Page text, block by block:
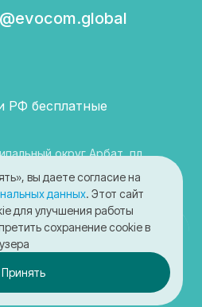
РФ бесплатные
округ Арбат, пл
6
2026 ООО "ЭвоКом"
вы даете согласие на
данных. Этот сайт
для улучшения работы
сохранение cookie в
Принять